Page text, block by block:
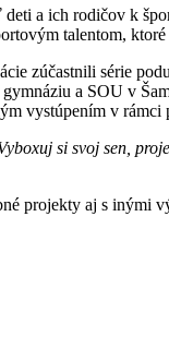
a ich rodičov k
talentom,
zúčastnili série
a SOU v
vystúpením v
si svoj sen,
projekty aj s inými